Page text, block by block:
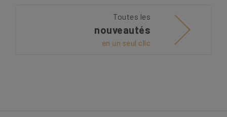
Toutes les
nouveautés
en un seul clic